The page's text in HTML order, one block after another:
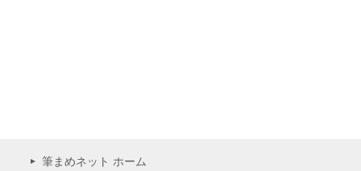
筆まめネット ホーム